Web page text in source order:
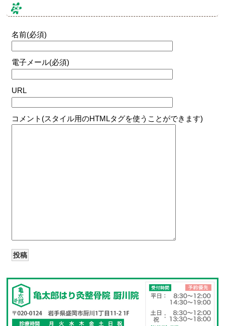
コメントする
名前(必須)
電子メール(必須)
URL
コメント(スタイル用のHTMLタグを使うことができます)